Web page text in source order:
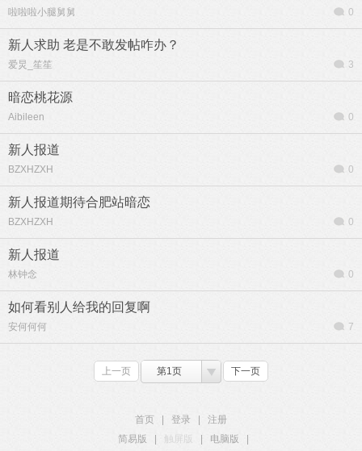
啦啦啦小腿舅舅 0
新人求助 老是不敢发帖咋办？
爱炅_笙笙 3
暗恋桃花源
Aibileen 0
新人报道
BZXHZXH 0
新人报道期待合肥站暗恋
BZXHZXH 0
新人报道
林钟念 0
如何看别人给我的回复啊
安何何何 7
上一页 第1页 下一页
首页 登录
注册
简易版
触屏版 电脑版